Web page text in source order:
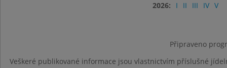
2026:
I II III IV V
Připraveno
Veškeré publikované informace jsou vlastnictvím příslušné